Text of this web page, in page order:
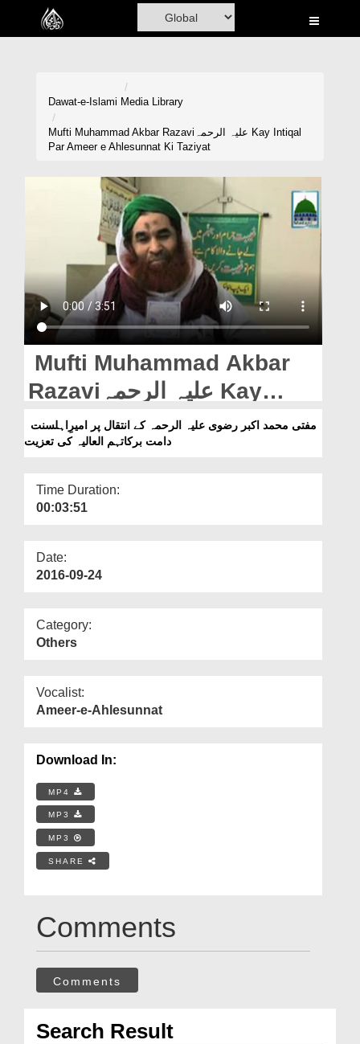
Home
Blog
Magazine
Departments
Our Websites
More
Dawat-e-Islami Media Library
Mufti Muhammad Akbar Razaviعلیہ الرحمہ Kay Intiqal
Par Ameer e Ahlesunnat Ki Taziyat
Mufti Muhammad Akbar
Razaviعلیہ الرحمہ Kay
Intiqal Par Ameer e
Ahlesunnat Ki Taziyat
دامت برکاتہم العالیہ کی تعزیت
Time Duration:
00:03:51
Date:
2016-09-24
Category:
Others
Vocalist:
Ameer-e-Ahlesunnat
Download In:
MP4
MP3
MP3
SHARE
Comments
Comments
Search Result